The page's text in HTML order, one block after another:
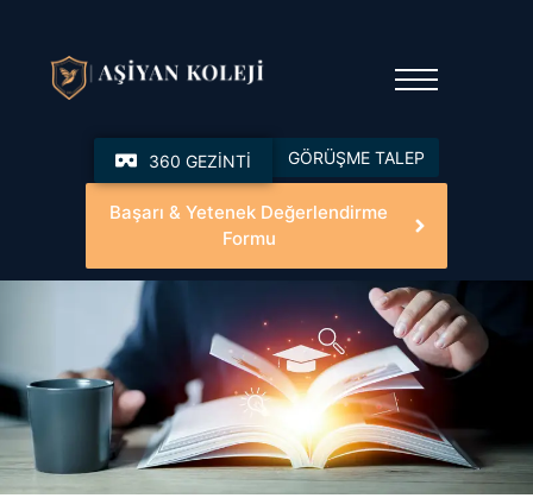
360 GEZİNTİ GÖRÜŞME TALEP
Başarı & Yetenek Değerlendirme
Formu
Tam Öğrenme